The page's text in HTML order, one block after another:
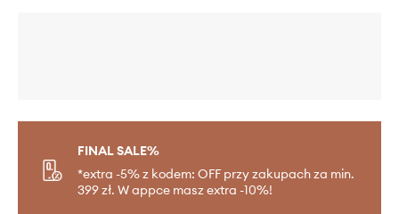
FINAL SALE%
*extra -5% z kodem: OFF przy zakupach za min.
399 zł. W appce masz extra -10%!